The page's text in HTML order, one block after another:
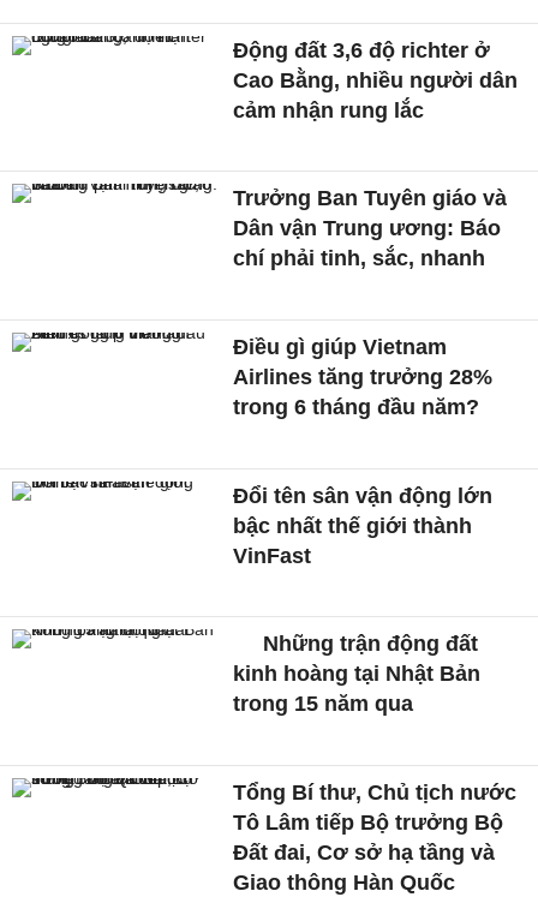
Động đất 3,6 độ richter ở
Cao Bằng, nhiều người dân
cảm nhận rung lắc
Trưởng Ban Tuyên giáo và
Dân vận Trung ương: Báo
chí phải tinh, sắc, nhanh
Điều gì giúp Vietnam
Airlines tăng trưởng 28%
trong 6 tháng đầu năm?
Đổi tên sân vận động lớn
bậc nhất thế giới thành
VinFast
Những trận động đất
kinh hoàng tại Nhật Bản
trong 15 năm qua
Tổng Bí thư, Chủ tịch nước
Tô Lâm tiếp Bộ trưởng Bộ
Đất đai, Cơ sở hạ tầng và
Giao thông Hàn Quốc